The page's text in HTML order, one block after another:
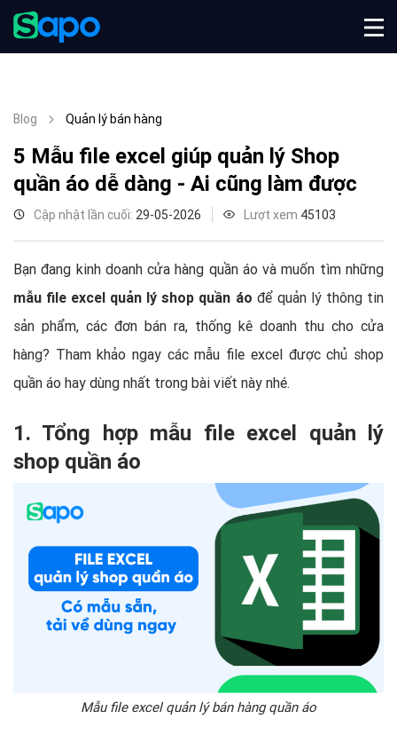
Blog Quản lý bán hàng
5 Mẫu file excel giúp quản lý Shop
quần áo dễ dàng - Ai cũng làm được
Cập nhật lần cuối: 29-05-2026 Lượt xem 45103
Bạn đang kinh doanh cửa hàng quần áo và muốn tìm những
mẫu file excel quản lý shop quần áo để quản lý thông tin
sản phẩm, các đơn bán ra, thống kê doanh thu cho cửa
hàng? Tham khảo ngay các mẫu file excel được chủ shop
quần áo hay dùng nhất trong bài viết này nhé.
1. Tổng hợp mẫu file excel quản lý
shop quần áo
Mẫu file excel quản lý bán hàng quần áo